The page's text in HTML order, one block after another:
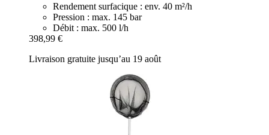
Rendement surfacique : env. 40 m²/h
Pression : max. 145 bar
Débit : max. 500 l/h
398,99 €
Livraison gratuite jusqu’au 19 août